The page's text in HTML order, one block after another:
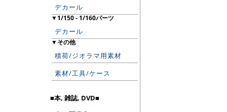
デカール
▼1/150 - 1/160パーツ
デカール
▼その他
積荷/ジオラマ用素材
素材/工具/ケース
■本, 雑誌, DVD■